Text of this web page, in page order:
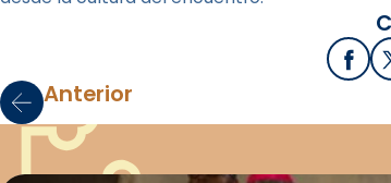
Anterior